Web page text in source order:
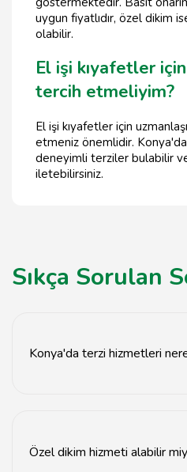
uygun fiyatlıdır, özel dikim
olabilir.
El işi kıyafetler
tercih etmeliyim?
El işi kıyafetler için
etmeniz önemlidir.
deneyimli terziler bulabilir
iletebilirsiniz.
Sıkça Sorulan
Konya'da terzi hizmetleri
Özel dikim hizmeti alabilir